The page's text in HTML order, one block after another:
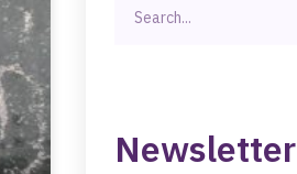
Newsletter